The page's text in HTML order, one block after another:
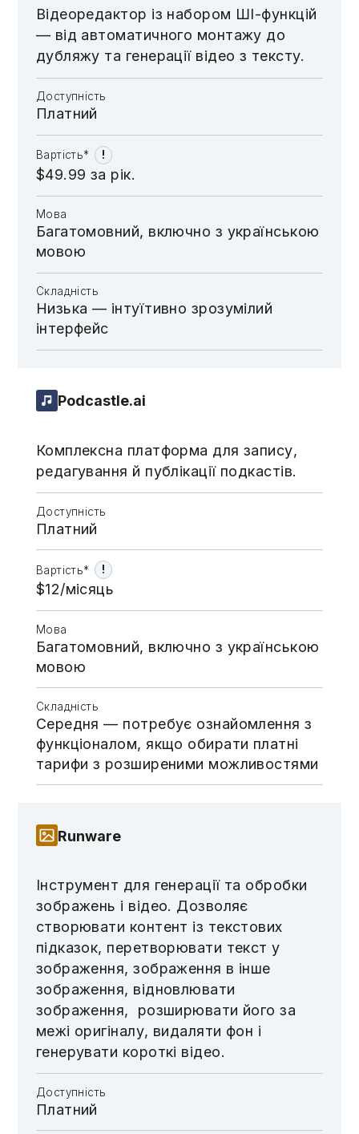
Відеоредактор із набором ШI-функцій
— від автоматичного монтажу до
дубляжу та генерації відео з тексту.
Доступність
Платний
Вартість* !
$49.99 за рік.
Мова
Багатомовний, включно з українською
мовою
Складність
Низька — інтуїтивно зрозумілий
інтерфейс
Podcastle.ai
Комплексна платформа для запису,
редагування й публікації подкастів.
Доступність
Платний
Вартість* !
$12/місяць
Мова
Багатомовний, включно з українською
мовою
Складність
Середня — потребує ознайомлення з
функціоналом, якщо обирати платні
тарифи з розширеними можливостями
Runware
Інструмент для генерації та обробки
зображень і відео. Дозволяє
створювати контент із текстових
підказок, перетворювати текст у
зображення, зображення в інше
зображення, відновлювати
зображення, розширювати його за
межі оригіналу, видаляти фон і
генерувати короткі відео.
Доступність
Платний